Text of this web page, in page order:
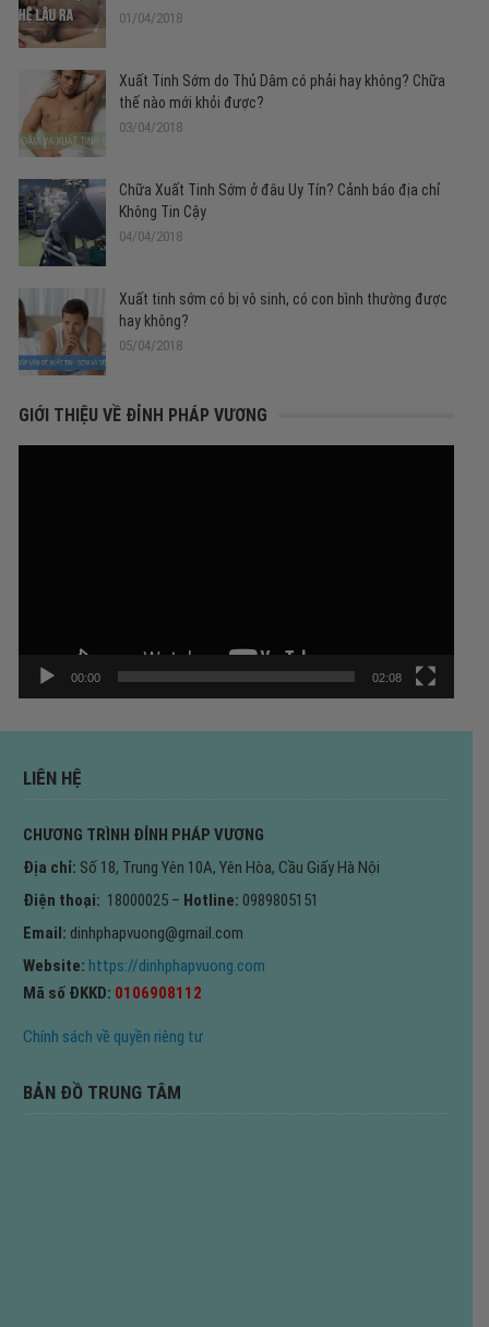
01/04/2018
Xuất Tinh Sớm do Thủ Dâm có phải hay không? Chữa
thế nào mới khỏi được?
03/04/2018
Chữa Xuất Tinh Sớm ở đâu Uy Tín? Cảnh báo địa chỉ
Không Tin Cậy
04/04/2018
Xuất tinh sớm có bị vô sinh, có con bình thường được
hay không?
05/04/2018
GIỚI THIỆU VỀ ĐỈNH PHÁP VƯƠNG
00:00 02:08
LIÊN HỆ
CHƯƠNG TRÌNH ĐỈNH PHÁP VƯƠNG
Địa chỉ: Số 18, Trung Yên 10A, Yên Hòa, Cầu Giấy Hà Nội
Điện thoại: 18000025 – Hotline: 0989805151
Email: dinhphapvuong@gmail.com
Website: https://dinhphapvuong.com
Mã số ĐKKD: 0106908112
Chính sách về quyền riêng tư
BẢN ĐỒ TRUNG TÂM